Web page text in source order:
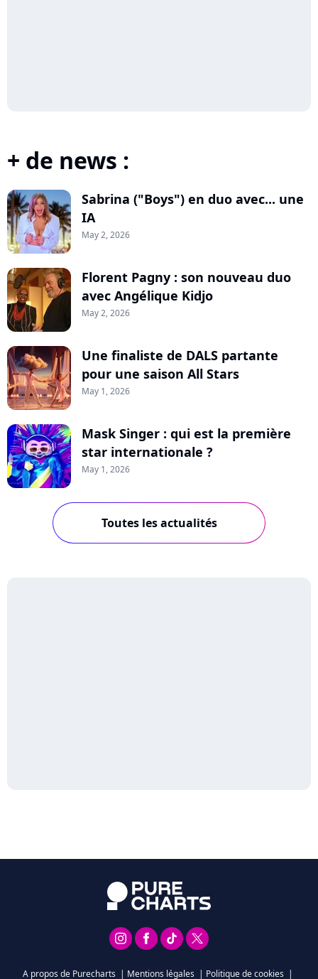
+ de news :
Sabrina ("Boys") en duo avec... une
IA
May 2, 2026
Florent Pagny : son nouveau duo
avec Angélique Kidjo
May 2, 2026
Une finaliste de DALS partante
pour une saison All Stars
May 1, 2026
Mask Singer : qui est la première
star internationale ?
May 1, 2026
Toutes les actualités
A propos de Purecharts | Mentions légales | Politique de cookies |